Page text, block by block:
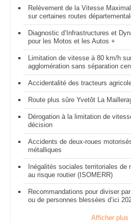
Relèvement de la Vitesse
sur certaines routes
Diagnostic d’Infrastructures et
pour les Motos et les Autos +
Limitation de vitesse à 80 km/h
agglomération sans séparation
Accidentalité des tracteurs
Route plus sûre Yvetôt La
Dérogation à la limitation de
décision
Accidents de deux-roues
métalliques
Inégalités sociales territoriales de
au risque routier (ISOMERR)
Recommandations pour diviser
ou de personnes blessées d’ici
Afficher plus